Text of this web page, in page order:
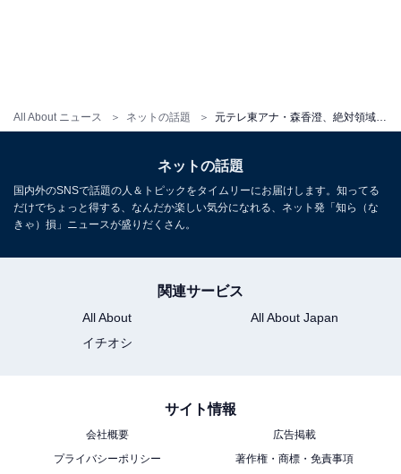
All About ニュース ネットの話題 元テレ東アナ・森香澄、絶対領域あらわな全身ショットを披露！ 「珍しくミニスカ」「スタイルの良さよ」
ネットの話題
国内外のSNSで話題の人＆トピックをタイムリーにお届けします。知ってる
だけでちょっと得する、なんだか楽しい気分になれる、ネット発「知ら（な
きゃ）損」ニュースが盛りだくさん。
関連サービス
All About
All About Japan
イチオシ
サイト情報
会社概要
広告掲載
プライバシーポリシー
著作権・商標・免責事項